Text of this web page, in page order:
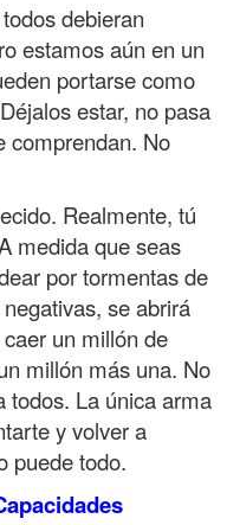
debieran
estamos aún en un
portarse como
estar, no pasa
comprendan. No
Realmente, tú
medida que seas
por tormentas de
se abrirá
un millón de
millón más una. No
todos. La única arma
y volver a
puede todo.